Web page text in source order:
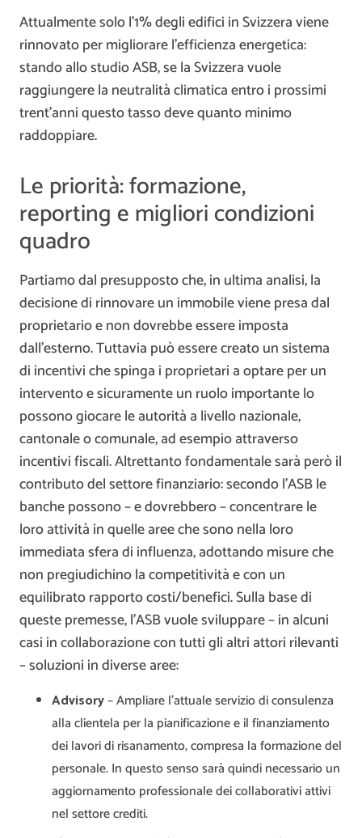
Attualmente solo l’1% degli edifici in Svizzera viene
rinnovato per migliorare l’efficienza energetica:
stando allo studio ASB, se la Svizzera vuole
raggiungere la neutralità climatica entro i prossimi
trent’anni questo tasso deve quanto minimo
raddoppiare.
Le priorità: formazione,
reporting e migliori condizioni
quadro
Partiamo dal presupposto che, in ultima analisi, la
decisione di rinnovare un immobile viene presa dal
proprietario e non dovrebbe essere imposta
dall’esterno. Tuttavia può essere creato un sistema
di incentivi che spinga i proprietari a optare per un
intervento e sicuramente un ruolo importante lo
possono giocare le autorità a livello nazionale,
cantonale o comunale, ad esempio attraverso
incentivi fiscali. Altrettanto fondamentale sarà però il
contributo del settore finanziario: secondo l’ASB le
banche possono – e dovrebbero – concentrare le
loro attività in quelle aree che sono nella loro
immediata sfera di influenza, adottando misure che
non pregiudichino la competitività e con un
equilibrato rapporto costi/benefici. Sulla base di
queste premesse, l’ASB vuole sviluppare – in alcuni
casi in collaborazione con tutti gli altri attori rilevanti
– soluzioni in diverse aree:
Advisory– Ampliare l’attuale servizio di consulenza
alla clientela per la pianificazione e il finanziamento
dei lavori di risanamento, compresa la formazione del
personale. In questo senso sarà quindi necessario un
aggiornamento professionale dei collaborativi attivi
nel settore crediti.